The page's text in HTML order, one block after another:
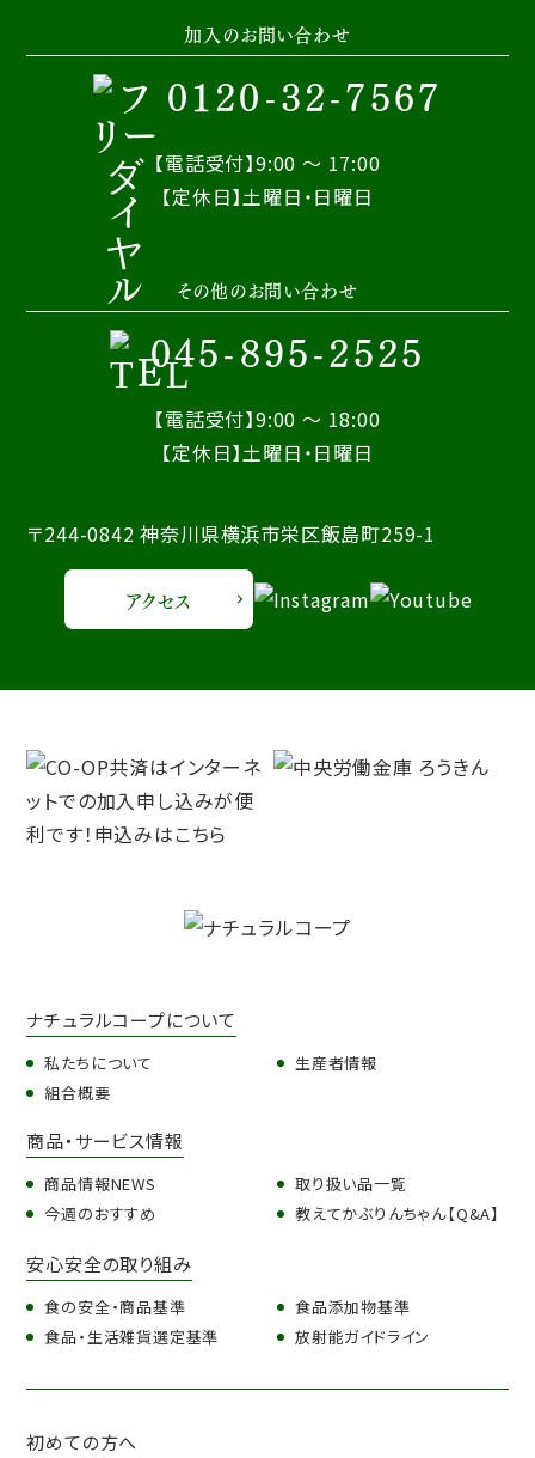
加入のお問い合わせ
0120-32-7567
【電話受付】9:00 ～ 17:00
【定休日】土曜日・日曜日
その他のお問い合わせ
045-895-2525
【電話受付】9:00 ～ 18:00
【定休日】土曜日・日曜日
〒244-0842 神奈川県横浜市栄区飯島町259-1
アクセス
ナチュラルコープについて
私たちについて
組合概要
生産者情報
商品・サービス情報
商品情報NEWS
今週のおすすめ
取り扱い品一覧
教えてかぶりんちゃん【Q&A】
安心安全の取り組み
食の安全・商品基準
食品・生活雑貨選定基準
食品添加物基準
放射能ガイドライン
初めての方へ